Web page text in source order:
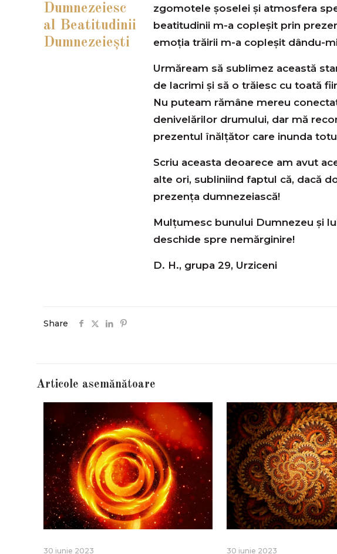
Dumnezeiesc
al Beatitudinii
Dumnezeieşti
zgomotele șoselei și atmosfera
beatitudinii m-a copleșit prin
emoția trăirii m-a copleșit dându-
Urmăream să sublimez această
de lacrimi și să o trăiesc cu toată
Nu puteam rămâne mereu
denivelărilor drumului, dar mă
prezentul înălțător care inunda
Scriu aceasta deoarece am avut
alte ori, subliniind faptul că, dacă
prezența dumnezeiască!
Mulțumesc bunului Dumnezeu și
deschide spre nemărginire!
D. H., grupa 29, Urziceni
Share
Articole asemănătoare
30 iunie 2023 30 iunie 2023